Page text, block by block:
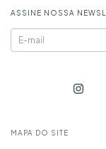
ASSINE NOSSA
MAPA DO SITE